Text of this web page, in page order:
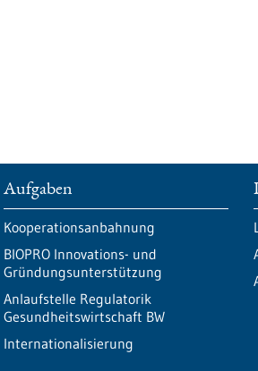
Aufgaben
Kooperationsanbahnung
BIOPRO Innovations- und
Gründungsunterstützung
Anlaufstelle Regulatorik
Gesundheitswirtschaft BW
Internationalisierung